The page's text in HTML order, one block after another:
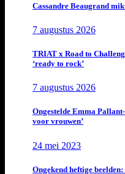
Cassandre Beaugrand
7 augustus 2026
TRIAT x Road to
‘ready to rock’
7 augustus 2026
Ongestelde Emma
voor vrouwen’
24 mei 2023
Ongekend heftige